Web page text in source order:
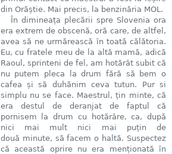
din Orăștie. Mai precis, la benzinăria MOL.
În dimineața plecării spre Slovenia ora
era extrem de obscenă, oră care, de altfel,
avea să ne urmărească în toată călătoria.
Eu, cu fratele meu de la altă mamă, adică
Raoul, sprinteni de fel, am hotărât subit că
nu putem pleca la drum fără să bem o
cafea și să duhănim ceva tutun. Pur si
simplu nu se face. Maestrul, țin minte, că
era destul de deranjat de faptul că
pornisem la drum cu hotărâre, ca, după
nici mai mult nici mai puțin de
două minute, să facem o haltă. Suspectez
că această oprire nu era menționată în